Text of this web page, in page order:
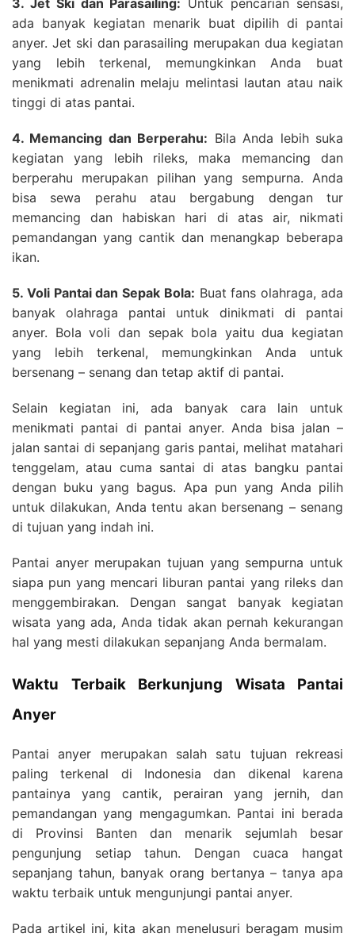
ada banyak kegiatan menarik buat dipilih di pantai
anyer. Jet ski dan parasailing merupakan dua kegiatan
yang lebih terkenal, memungkinkan Anda buat
menikmati adrenalin melaju melintasi lautan atau naik
tinggi di atas pantai.
4. Memancing dan Berperahu: Bila Anda lebih suka
kegiatan yang lebih rileks, maka memancing dan
berperahu merupakan pilihan yang sempurna. Anda
bisa sewa perahu atau bergabung dengan tur
memancing dan habiskan hari di atas air, nikmati
pemandangan yang cantik dan menangkap beberapa
ikan.
5. Voli Pantai dan Sepak Bola: Buat fans olahraga, ada
banyak olahraga pantai untuk dinikmati di pantai
anyer. Bola voli dan sepak bola yaitu dua kegiatan
yang lebih terkenal, memungkinkan Anda untuk
bersenang – senang dan tetap aktif di pantai.
Selain kegiatan ini, ada banyak cara lain untuk
menikmati pantai di pantai anyer. Anda bisa jalan –
jalan santai di sepanjang garis pantai, melihat matahari
tenggelam, atau cuma santai di atas bangku pantai
dengan buku yang bagus. Apa pun yang Anda pilih
untuk dilakukan, Anda tentu akan bersenang – senang
di tujuan yang indah ini.
Pantai anyer merupakan tujuan yang sempurna untuk
siapa pun yang mencari liburan pantai yang rileks dan
menggembirakan. Dengan sangat banyak kegiatan
wisata yang ada, Anda tidak akan pernah kekurangan
hal yang mesti dilakukan sepanjang Anda bermalam.
Waktu Terbaik Berkunjung Wisata Pantai
Anyer
Pantai anyer merupakan salah satu tujuan rekreasi
paling terkenal di Indonesia dan dikenal karena
pantainya yang cantik, perairan yang jernih, dan
pemandangan yang mengagumkan. Pantai ini berada
di Provinsi Banten dan menarik sejumlah besar
pengunjung setiap tahun. Dengan cuaca hangat
sepanjang tahun, banyak orang bertanya – tanya apa
waktu terbaik untuk mengunjungi pantai anyer.
Pada artikel ini, kita akan menelusuri beragam musim